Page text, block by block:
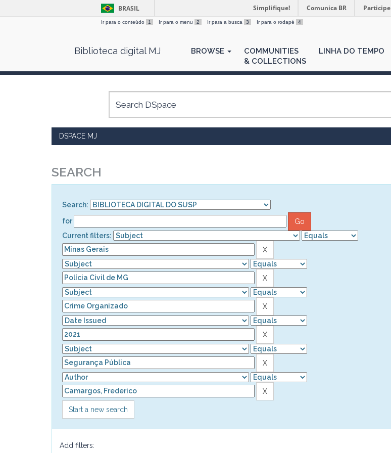
BRASIL Simplifique! Comunica BR Participe
Ir para o conteúdo 1 Ir para o menu 2 Ir para a busca 3 Ir para o rodapé 4
Biblioteca digital MJ BROWSE
COMMUNITIES
& COLLECTIONS
LINHA DO TEMPO
DSPACE MJ
SEARCH
Search:
for
Current filters:
Start a new search
Add filters: